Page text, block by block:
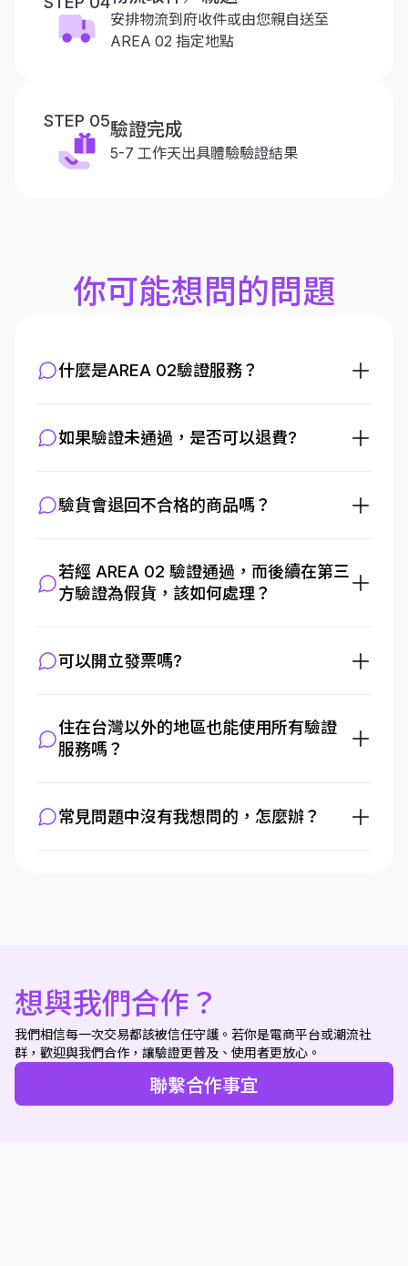
安排物流到府收件或由您親自送至
AREA 02 指定地點
STEP 05驗證完成
5-7 工作天出具體驗驗證結果
你可能想問的問題
什麼是AREA 02驗證服務？
如果驗證未通過，是否可以退費?
驗貨會退回不合格的商品嗎？
若經 AREA 02 驗證通過，而後續在第三
方驗證為假貨，該如何處理？
可以開立發票嗎?
住在台灣以外的地區也能使用所有驗證
服務嗎？
常見問題中沒有我想問的，怎麼辦？
想與我們合作？
我們相信每一次交易都該被信任守護。若你是電商平台或潮流社
群，歡迎與我們合作，讓驗證更普及、使用者更放心。
聯繫合作事宜